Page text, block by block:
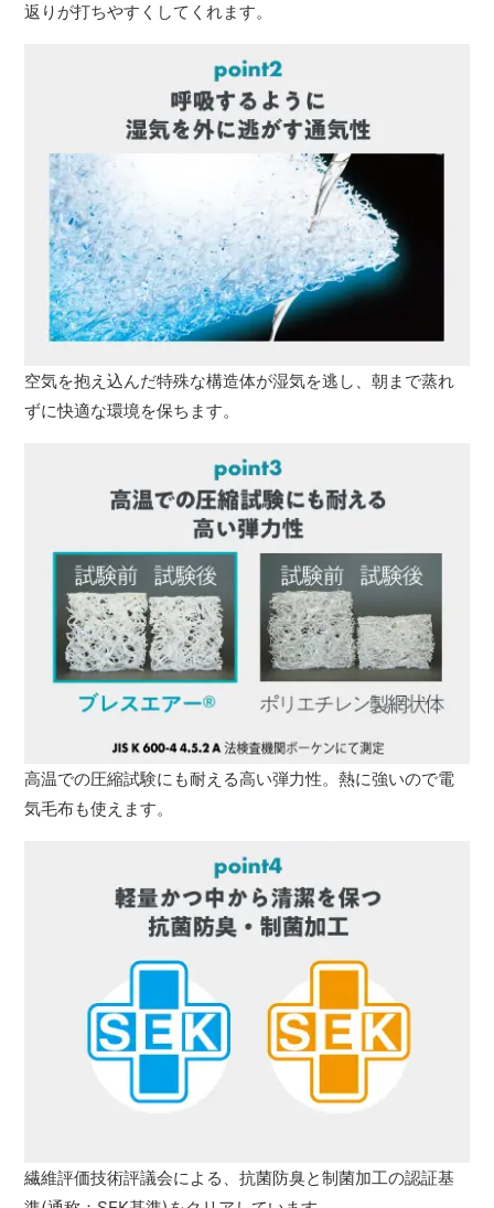
返りが打ちやすくしてくれます。
空気を抱え込んだ特殊な構造体が湿気を逃し、朝まで蒸れ
ずに快適な環境を保ちます。
高温での圧縮試験にも耐える高い弾力性。熱に強いので電
気毛布も使えます。
繊維評価技術評議会による、抗菌防臭と制菌加工の認証基